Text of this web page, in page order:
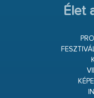
Élet